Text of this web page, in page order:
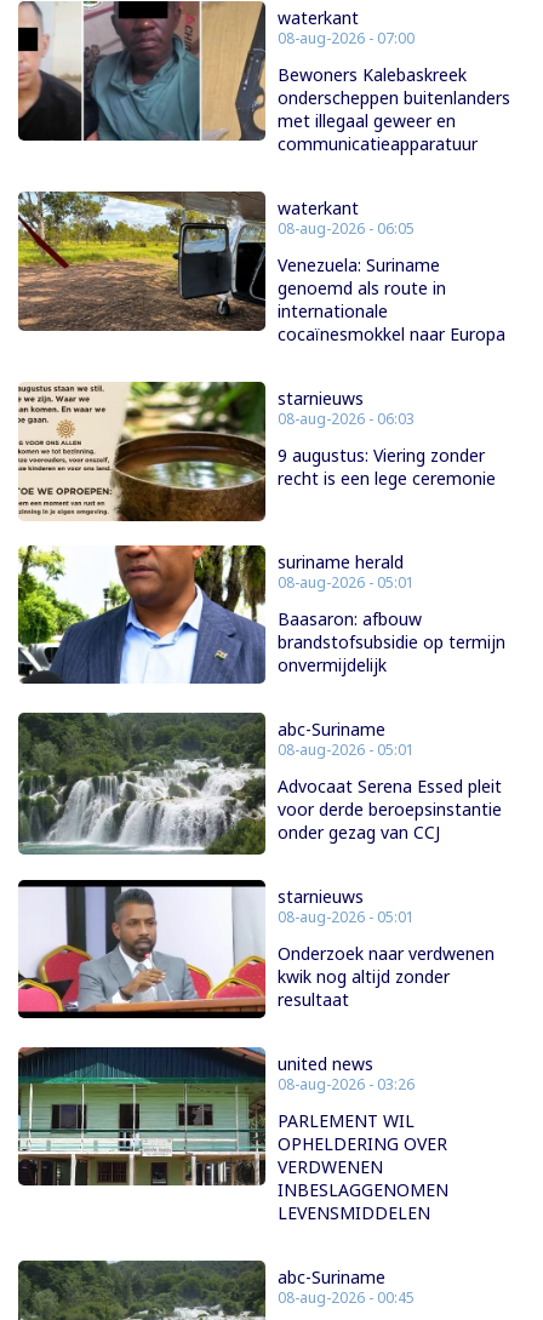
waterkant
08-aug-2026 - 07:00
Bewoners Kalebaskreek
onderscheppen buitenlanders
met illegaal geweer en
communicatieapparatuur
waterkant
08-aug-2026 - 06:05
Venezuela: Suriname
genoemd als route in
internationale
cocaïnesmokkel naar Europa
starnieuws
08-aug-2026 - 06:03
9 augustus: Viering zonder
recht is een lege ceremonie
suriname herald
08-aug-2026 - 05:01
Baasaron: afbouw
brandstofsubsidie op termijn
onvermijdelijk
abc-Suriname
08-aug-2026 - 05:01
Advocaat Serena Essed pleit
voor derde beroepsinstantie
onder gezag van CCJ
starnieuws
08-aug-2026 - 05:01
Onderzoek naar verdwenen
kwik nog altijd zonder
resultaat
united news
08-aug-2026 - 03:26
PARLEMENT WIL
OPHELDERING OVER
VERDWENEN
INBESLAGGENOMEN
LEVENSMIDDELEN
abc-Suriname
08-aug-2026 - 00:45